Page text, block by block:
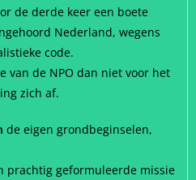
de derde keer een boete
Nederland, wegens
code.
van de NPO dan niet voor het
zich af.
de eigen grondbeginselen,
prachtig geformuleerde missie